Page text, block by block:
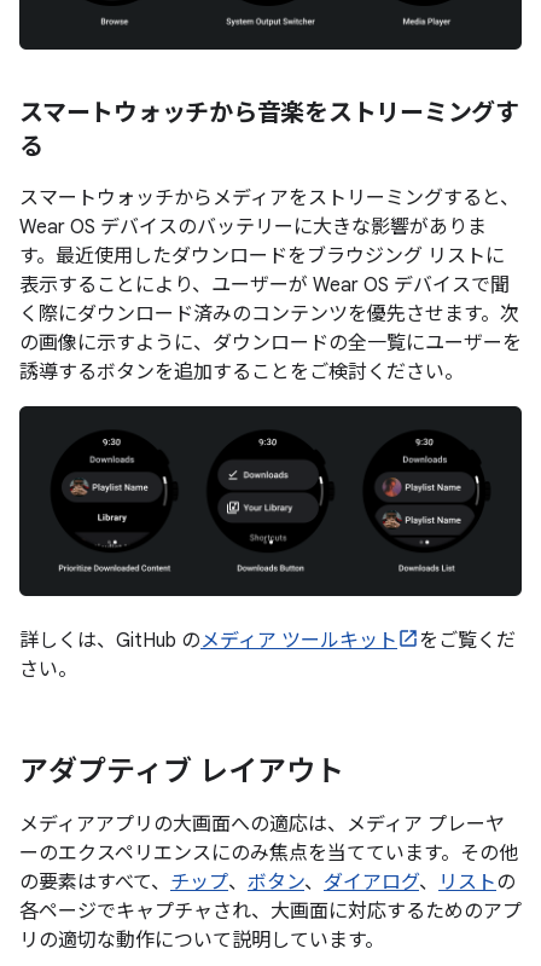
スマートウォッチから音楽をストリーミングす
る
スマートウォッチからメディアをストリーミングすると、
Wear OS デバイスのバッテリーに大きな影響がありま
す。最近使用したダウンロードをブラウジング リストに
表示することにより、ユーザーが Wear OS デバイスで聞
く際にダウンロード済みのコンテンツを優先させます。次
の画像に示すように、ダウンロードの全一覧にユーザーを
誘導するボタンを追加することをご検討ください。
詳しくは、GitHub のメディア ツールキット
をご覧くだ
さい。
アダプティブ レイアウト
メディアアプリの大画面への適応は、メディア プレーヤ
ーのエクスペリエンスにのみ焦点を当てています。その他
の要素はすべて、 チップ、 ボタン、 ダイアログ、 リストの
各ページでキャプチャされ、大画面に対応するためのアプ
リの適切な動作について説明しています。